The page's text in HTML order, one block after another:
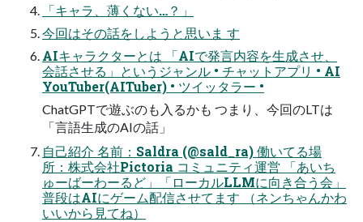
「キャラ、薄くない…？」
今回はその話をしようと思いま す
AIキャラクターとは 「AIで発言内容を生成させ、
会話させる」というジャンル • チャットアプリ • AI
YouTuber(AITuber) • ツイッタラー •
ChatGPTで遊ぶのも入るかも つまり、今回のLTは
「言語生成のAIの話」
自己紹介 名前：Saldra (@sald_ra) 働いてる場
所：株式会社Pictoria コミュニティ運営 「あいち
ゅーばーわーるど」「ローカルLLMに向き合う会」
普段はAIにゲーム配信させてます （ネンちゃんかわ
いいから見てね）